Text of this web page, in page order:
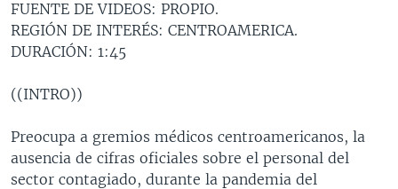
PERÚ
ECUADOR
GUATEMALA
HONDURAS
LIBERTAD DE PRENSA
MUNDO
TECNOLOGÍA
DEPORTES
LIBERTAD DE PRENSA
UCRANIA
FOTOGRAFÍA
AUDIOS
EL MUNDO AL DÍA
FORO INTERAMERICANO
RADIO
AVANCE INFORMATIVO
DIRECT
FUENTE DE VIDEOS: PROPIO.
REGIÓN DE INTERÉS: CENTROAMERICA.
DURACIÓN: 1:45
((INTRO))
Preocupa a gremios médicos centroamericanos, la
ausencia de cifras oficiales sobre el personal del
sector contagiado, durante la pandemia del